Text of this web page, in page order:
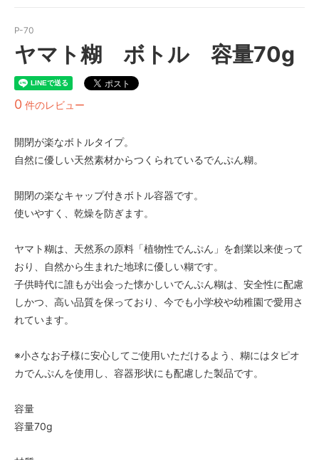
P-70
ヤマト糊 ボトル 容量70g
0 件のレビュー
開閉が楽なボトルタイプ。
自然に優しい天然素材からつくられているでんぷん糊。
開閉の楽なキャップ付きボトル容器です。
使いやすく、乾燥を防ぎます。
ヤマト糊は、天然系の原料「植物性でんぷん」を創業以来使って
おり、自然から生まれた地球に優しい糊です。
子供時代に誰もが出会った懐かしいでんぷん糊は、安全性に配慮
しかつ、高い品質を保っており、今でも小学校や幼稚園で愛用さ
れています。
※小さなお子様に安心してご使用いただけるよう、糊にはタピオ
カでんぷんを使用し、容器形状にも配慮した製品です。
容量
容量70g